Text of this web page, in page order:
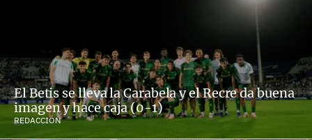
El Betis se lleva la Carabela y el Recre da buena
imagen y hace caja (0-1)
REDACCIÓN